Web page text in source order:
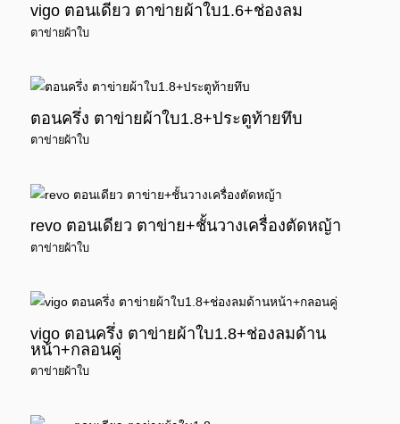
vigo ตอนเดียว ตาข่ายผ้าใบ1.6+ช่องลม
ตาข่ายผ้าใบ
ตอนครึ่ง ตาข่ายผ้าใบ1.8+ประตูท้ายทึบ
ตาข่ายผ้าใบ
revo ตอนเดียว ตาข่าย+ชั้นวางเครื่องตัดหญ้า
ตาข่ายผ้าใบ
vigo ตอนครึ่ง ตาข่ายผ้าใบ1.8+ช่องลมด้าน
หน้า+กลอนคู่
ตาข่ายผ้าใบ